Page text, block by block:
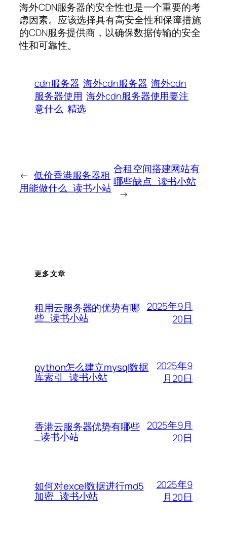
海外CDN服务器的安全性也是一个重要的考
虑因素。应该选择具有高安全性和保障措施
的CDN服务提供商，以确保数据传输的安全
性和可靠性。
cdn服务器 海外cdn服务器 海外cdn
服务器使用 海外cdn服务器使用要注
意什么 精选
← 低价香港服务器租
用能做什么_读书小站
合租空间搭建网站有
哪些缺点_读书小站
→
更多文章
租用云服务器的优势有哪
些_读书小站
2025年9月
20日
python怎么建立mysql数据
库索引_读书小站
2025年9
月20日
香港云服务器优势有哪些
_读书小站
2025年9月
20日
如何对excel数据进行md5
加密_读书小站
2025年9
月20日